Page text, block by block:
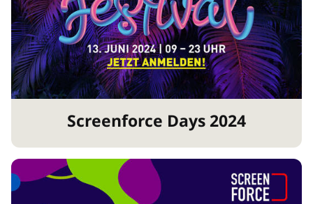
Screenforce Days 2024